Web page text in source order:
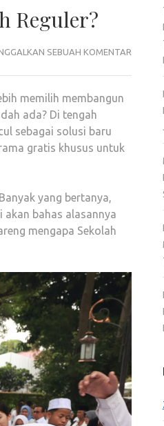
Reguler?
SEBUAH KOMENTAR
memilih membangun
ada? Di tengah
sebagai solusi baru
gratis khusus untuk
yang bertanya,
bahas alasannya
mengapa Sekolah